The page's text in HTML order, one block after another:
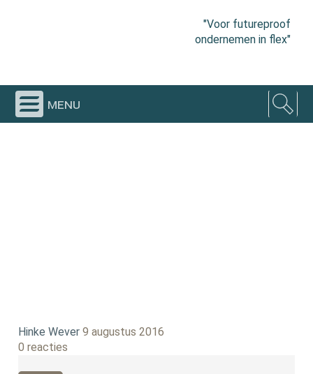
"Voor futureproof
ondernemen in flex"
menu
Hinke Wever 9 augustus 2016
0 reacties